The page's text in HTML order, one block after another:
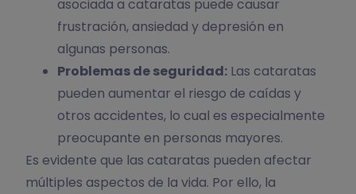
asociada a cataratas puede causar
frustración, ansiedad y depresión en
algunas personas.
Problemas de seguridad: Las cataratas
pueden aumentar el riesgo de caídas y
otros accidentes, lo cual es especialmente
preocupante en personas mayores.
Es evidente que las cataratas pueden afectar
múltiples aspectos de la vida. Por ello, la